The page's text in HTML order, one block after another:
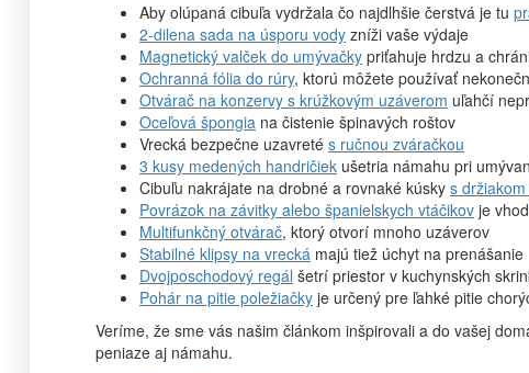
Aby olúpaná cibuľa vydržala čo najdlhšie čerstvá je tu
2-dilena sada na úsporu vody zníži vaše výdaje
Magnetický valček do umývačky priťahuje hrdzu a
Ochranná fólia do rúry, ktorú môžete používať
Otvárač na konzervy s krúžkovým uzáverom uľahčí
Oceľová špongia na čistenie špinavých roštov
Vrecká bezpečne uzavreté s ručnou zváračkou
3 kusy medených handričiek ušetria námahu pri
Cibuľu nakrájate na drobné a rovnaké kúsky s
Povrázok na závitky alebo španielskych vtáčikov je
Multifunkčný otvárač, ktorý otvorí mnoho uzáverov
Stabilné klipsy na vrecká majú tiež úchyt na prenášanie
Dvojposchodový regál šetrí priestor v kuchynských
Pohár na pitie poležiačky je určený pre ľahké pitie
Veríme, že sme vás našim článkom inšpirovali a do vašej
peniaze aj námahu.